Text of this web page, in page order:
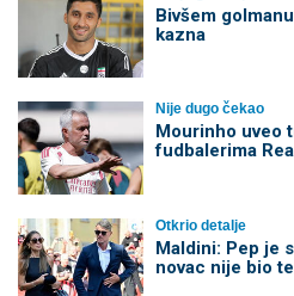
Bivšem
kazna
Nije dugo čekao
Mourinho uveo
fudbalerima
Otkrio detalje
Maldini: Pep je
novac nije bio